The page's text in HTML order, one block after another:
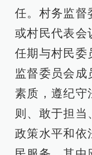
任。村务监督
或村民代表会
任期与村民委
监督委员会成
素质，遵纪守
则、敢于担当
政策水平和依